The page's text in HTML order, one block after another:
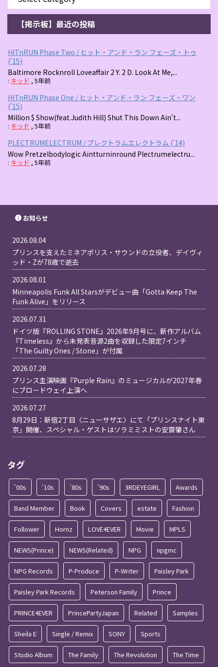
【掲示板】最近の投稿
HITnRUN Phase Two / ヒット・アンド・ラン フェーズ・トゥ
('15)
Baltimore Rocknroll Loveaffair 2 Y. 2 D. Look At Me,...
: キッド , 5年前
HITnRUN Phase One / ヒット・アンド・ラン フェーズ・ワン
('15)
Million $ Show(feat.Judith Hill) Shut This Down Ain't...
: キッド , 5年前
PLECTRUMELECTRUM / プレクトラムエレクトラム ('14)
Wow Pretzelbodylogic Aintturninround Plectrumelectru...
: キッド , 5年前
お知らせ
2026.08.04
プリンスを支えたミネアポリス・サウンドの立役者、デイヴィ
ッド・Zが78歳で逝去
2026.08.01
Minneapolis Funk All Starsがデビュー曲「Gotta Keep The
Funk Alive」をリリース
2026.07.31
ドイツ版『ROLLING STONE』2026年9月号に、新作アルバム
『Timeless』から未発表音源2曲を収録した限定7インチ
「The Guilty Ones / Stone」が付属
2026.07.28
プリンス主演映画『Purple Rain』のミュージカルが2027年春
にブロードウェイ上演へ
2026.07.27
8月29日：新宿2丁目〈ニューサザエ〉にて「プリンスナイト東
京」開催、スペシャル・ゲストはソラミミストの安齋肇さん
タグ
'00s '10s '80s '90s 3RDEYEGIRL Awards
Band Member Book Covers estate Fashion
Follower Hornz LOVE4EVER Movie MPLS
NEWS(Prince) NEWS(Related) NPG npgmc
NPG Records P-Produce P-Writer Paisley Park
Paisley Park Records Peterson Family Prince
PRINCE4EVER PrincePartyJapan Related Samples
Sheila E Single / Remix SONY Sports
Studio Album The Family The Revolution The Time